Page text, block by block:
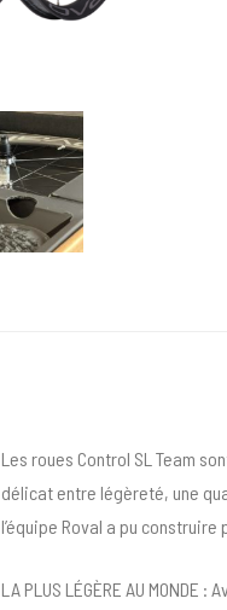
Les roues Control SL Team
délicat entre légèreté, une
l’équipe Roval a pu
LA PLUS LÉGÈRE AU